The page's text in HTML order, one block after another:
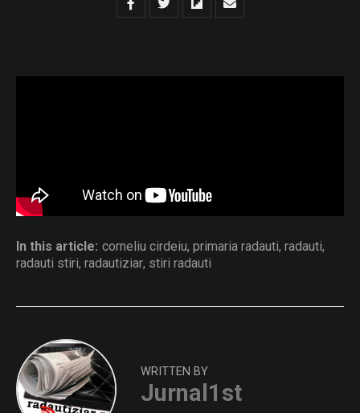
In this article: corneliu cirdeiu, primaria radauti, radauti,
radauti stiri, radautiziar, stiri radauti
WRITTEN BY
Jurnal1st